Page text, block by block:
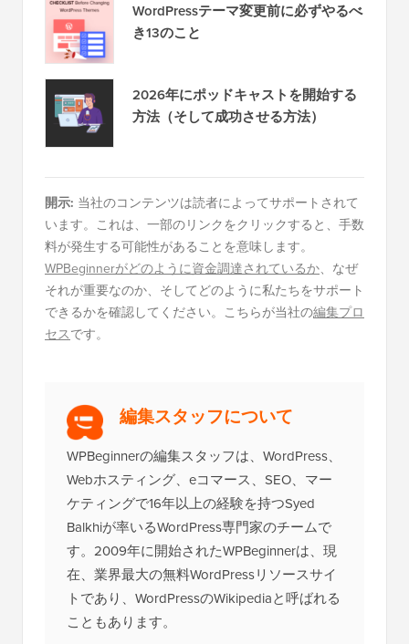
WordPressテーマ変更前に必ずやるべ
き13のこと
2026年にポッドキャストを開始する
方法（そして成功させる方法）
開示: 当社のコンテンツは読者によってサポートされて
います。これは、一部のリンクをクリックすると、手数
料が発生する可能性があることを意味します。
WPBeginnerがどのように資金調達されているか、なぜ
それが重要なのか、そしてどのように私たちをサポート
できるかを確認してください。こちらが当社の編集プロ
セスです。
編集スタッフについて
WPBeginnerの編集スタッフは、WordPress、
Webホスティング、eコマース、SEO、マー
ケティングで16年以上の経験を持つSyed
Balkhiが率いるWordPress専門家のチームで
す。2009年に開始されたWPBeginnerは、現
在、業界最大の無料WordPressリソースサイ
トであり、WordPressのWikipediaと呼ばれる
こともあります。